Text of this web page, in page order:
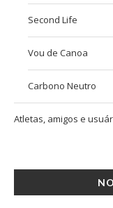
Second Life
Vou de Canoa
Carbono Neutro
Atletas, amigos e